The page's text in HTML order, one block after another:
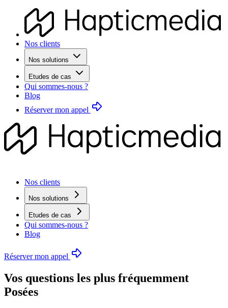
Nos clients
Nos solutions
Etudes de cas
Qui sommes-nous ?
Blog
Réserver mon appel
Nos clients
Nos solutions
Etudes de cas
Qui sommes-nous ?
Blog
Réserver mon appel
Vos questions les plus fréquemment
Posées